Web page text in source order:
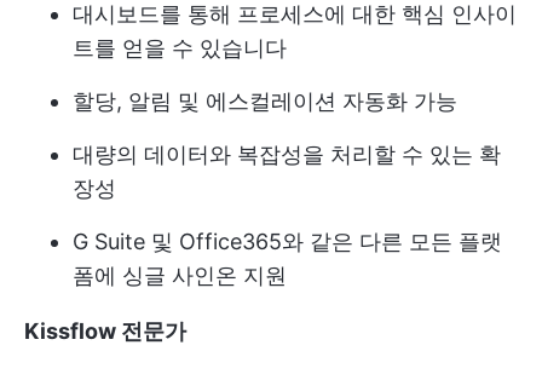
대시보드를 통해 프로세스에 대한 핵심 인사이
트를 얻을 수 있습니다
할당, 알림 및 에스컬레이션 자동화 가능
대량의 데이터와 복잡성을 처리할 수 있는 확
장성
G Suite 및 Office365와 같은 다른 모든 플랫
폼에 싱글 사인온 지원
Kissflow 전문가